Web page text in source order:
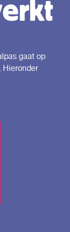
gaat op
Hieronder